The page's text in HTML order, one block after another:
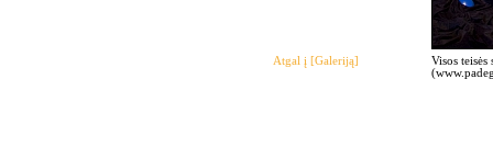
Atgal į [Galeriją]
Visos